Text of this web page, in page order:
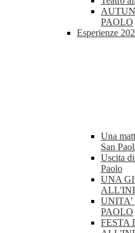
PAOLO
Esperienze
Una
San
Uscita
Paolo
UNA
UNITA'
PAOLO
FESTA